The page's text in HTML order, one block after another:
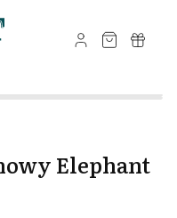
Elephant